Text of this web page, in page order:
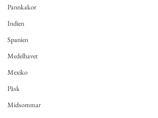
Pannkakor
Indien
Spanien
Medelhavet
Mexiko
Påsk
Midsommar